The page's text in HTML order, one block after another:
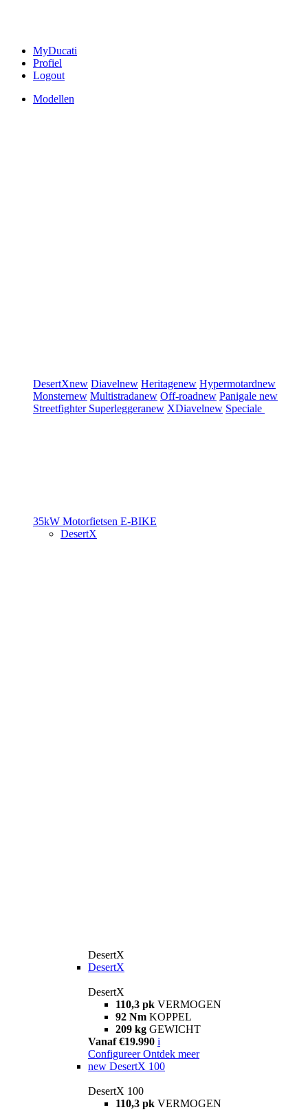
MyDucati
Profiel
Logout
Modellen
DesertXnew Diavelnew Heritagenew Hypermotardnew
Monsternew Multistradanew Off-roadnew Panigale new
Streetfighter Superleggeranew XDiavelnew Speciale
35kW Motorfietsen E-BIKE
DesertX
DesertX
DesertX
DesertX
110,3 pk VERMOGEN
92 Nm KOPPEL
209 kg GEWICHT
Vanaf €19.990 i
Configureer Ontdek meer
new DesertX 100
DesertX 100
110,3 pk VERMOGEN